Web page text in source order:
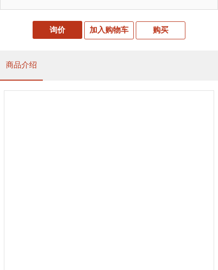
询价 加入购物车 购买
商品介绍